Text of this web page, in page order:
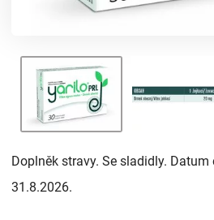
Doplněk stravy. Se sladidly.
31.8.2026.